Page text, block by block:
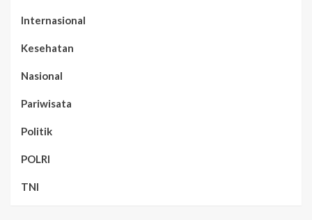
Internasional
Kesehatan
Nasional
Pariwisata
Politik
POLRI
TNI